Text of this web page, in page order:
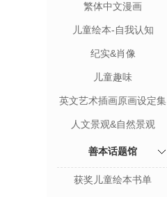
繁体中文漫画
儿童绘本-自我认知
纪实&肖像
儿童趣味
英文艺术插画原画设定集
人文景观&自然景观
善本话题馆
获奖儿童绘本书单